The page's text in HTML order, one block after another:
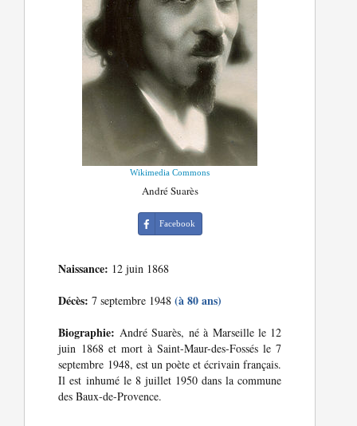
Wikimedia Commons
André Suarès
Facebook
Naissance: 12 juin 1868
Décès: 7 septembre 1948(à 80 ans)
Biographie: André Suarès, né à Marseille le 12
juin 1868 et mort à Saint-Maur-des-Fossés le 7
septembre 1948, est un poète et écrivain français.
Il est inhumé le 8 juillet 1950 dans la commune
des Baux-de-Provence.